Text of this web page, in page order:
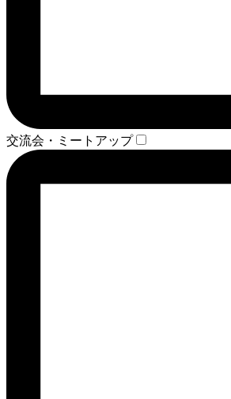
交流会・ミートアップ